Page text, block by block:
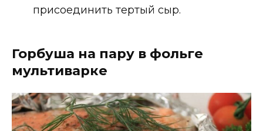
присоединить тертый сыр.
Горбуша на пару в фольге
мультиварке